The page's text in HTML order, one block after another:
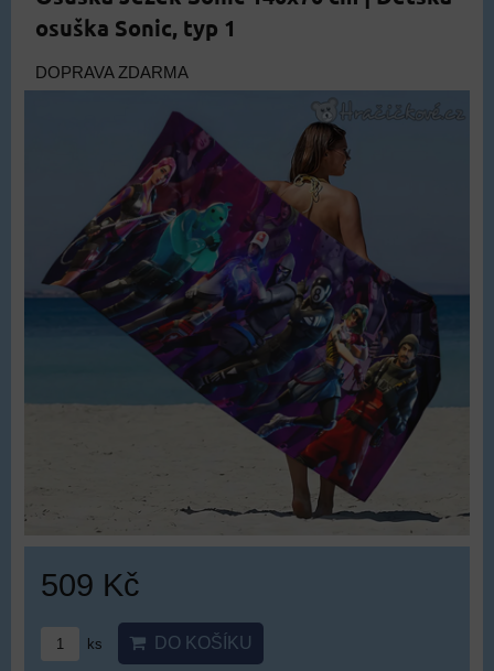
osuška Sonic, typ 1
DOPRAVA ZDARMA
509 Kč
ks DO KOŠÍKU